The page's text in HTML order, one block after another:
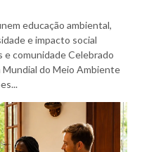
educação ambiental,
e impacto social
e comunidade Celebrado
Mundial do Meio Ambiente